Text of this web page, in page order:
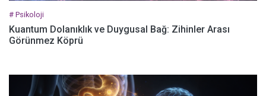
# Psikoloji
Kuantum Dolanıklık ve Duygusal Bağ: Zihinler Arası
Görünmez Köprü